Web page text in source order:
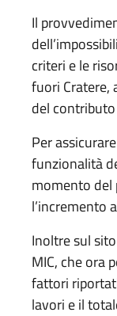
Il
criteri e le
fuori Cratere,
del
Per
funzionalità
momento del
l’incremento
Inoltre sul sito
MIC, che ora
fattori
lavori e il